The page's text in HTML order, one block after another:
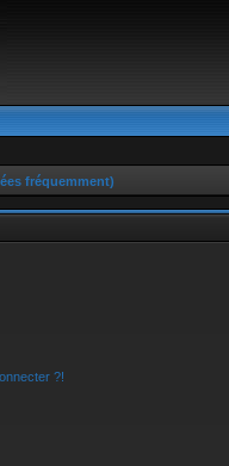
fréquemment)
?!